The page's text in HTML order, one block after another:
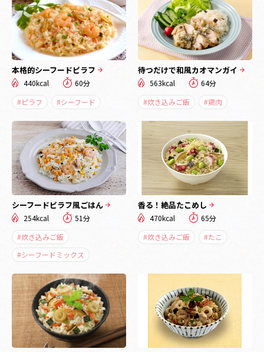
本格的シーフードピラフ
440kcal
60分
#ピラフ
#シーフード
待つだけで和風カオマンガイ
563kcal
64分
#炊き込みご飯
#鶏肉
シーフードピラフ風ごはん
254kcal
51分
#炊き込みご飯
#シーフードミックス
香る！絶品たこめし
470kcal
65分
#炊き込みご飯
#たこ